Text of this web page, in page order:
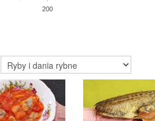
200